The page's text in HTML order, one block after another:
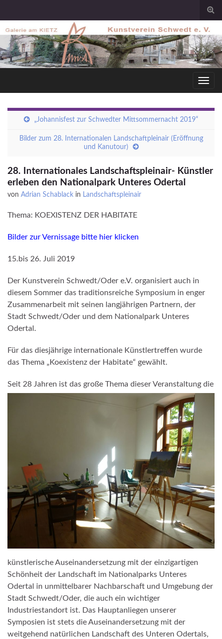
„Johannisfest zur Schwedter Mittsommernacht 2019“
Bilder zum 28. Internationalen Landschaftpleinair (Eröffnung
und Kanutour)
28. Internationales Landschaftspleinair- Künstler
erleben den Nationalpark Unteres Odertal
von Adrian Schablack in Landschaftspleinair
Thema: KOEXISTENZ DER HABITATE
Bilder zur Vernissage bitte hier klicken
15.bis 26. Juli 2019
Der Kunstverein Schwedt/Oder e.V. organisiert auch in
diesem Sommer das traditionsreiche Symposium in enger
Zusammenarbeit mit seinen langjährigen Partnern, der
Stadt Schwedt/Oder und dem Nationalpark Unteres
Odertal.
Für das diesjährige internationale Künstlertreffen wurde
das Thema „Koexistenz der Habitate“ gewählt.
Seit 28 Jahren ist das große Thema dieser Veranstaltung die
künstlerische Auseinandersetzung mit der einzigartigen
Schönheit der Landschaft im Nationalparks Unteres
Odertal in unmittelbarer Nachbarschaft und Umgebung der
Stadt Schwedt/Oder, die auch ein wichtiger
Industriestandort ist. Das Hauptanliegen unserer
Symposien ist stets die Auseinandersetzung mit der
weitgehend natürlichen Landschaft des Unteren Odertals,